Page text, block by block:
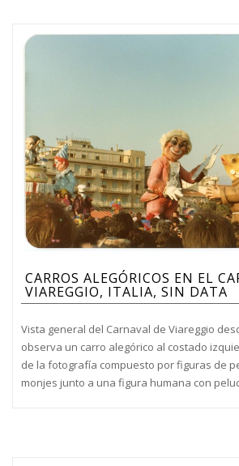
CARROS ALEGÓRICOS EN EL
VIAREGGIO, ITALIA, SIN DATA
Vista general del Carnaval de Viareggio
observa un carro alegórico al costado
de la fotografía compuesto por figuras de
monjes junto a una figura humana con